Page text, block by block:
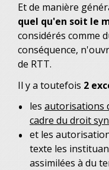
Et de manière
quel qu'en soit le
considérés comme
conséquence,
de RTT.
Il y a toutefois 2
les autorisations
cadre du droit
et les
texte les
assimilées à du